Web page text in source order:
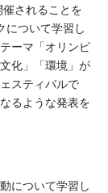
されることを
について学習し
ーマ「オリンピ
化」「環境」が
スティバルで
るような発表を
について学習し